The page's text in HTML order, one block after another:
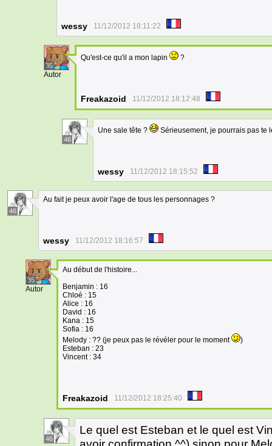
wessy 11/12/2012 18:11:22
35
Autor
Qu'est-ce qu'il a mon lapin ?
Freakazoid 11/12/2012 18:12:48
46
Une sale tête ? Sérieusement, je pourrais pas te
wessy 11/12/2012 18:15:52
46
Au fait je peux avoir l'age de tous les personnages ?
wessy 11/12/2012 18:16:57
35
Autor
Au début de l'histoire...
Benjamin : 16
Chloé : 15
Alice : 16
David : 16
Kana : 15
Sofia : 16
Melody : ?? (je peux pas le révéler pour le moment
)
Esteban : 23
Vincent : 34
Freakazoid 11/12/2012 18:25:40
46
Le quel est Esteban et le quel est